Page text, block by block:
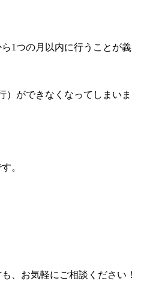
1つの月以内に行うことが義
）ができなくなってしまいま
。
、お気軽にご相談ください！